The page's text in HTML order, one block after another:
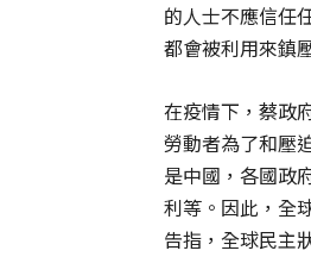
的人士不應信任
都會被利用來鎮
在疫情下，蔡政
勞動者為了和壓
是中國，各國政
利等。因此，全
告指，全球民主